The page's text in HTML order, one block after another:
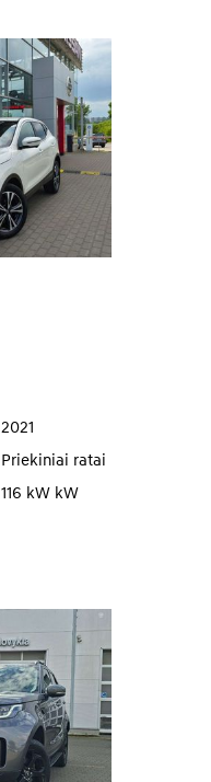
2021
Priekiniai ratai
116 kW kW